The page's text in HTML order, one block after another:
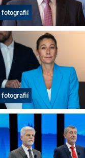
fotografií
fotografií